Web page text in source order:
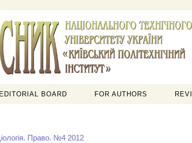
EDITORIAL BOARD FOR AUTHORS
Право. №4 2012